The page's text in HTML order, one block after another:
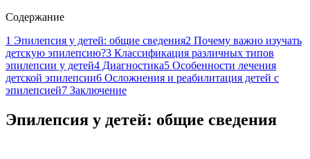
Содержание
1 Эпилепсия у детей: общие сведения2 Почему важно изучать
детскую эпилепсию?3 Классификация различных типов
эпилепсии у детей4 Диагностика5 Особенности лечения
детской эпилепсии6 Осложнения и реабилитация детей с
эпилепсией7 Заключение
Эпилепсия у детей: общие сведения